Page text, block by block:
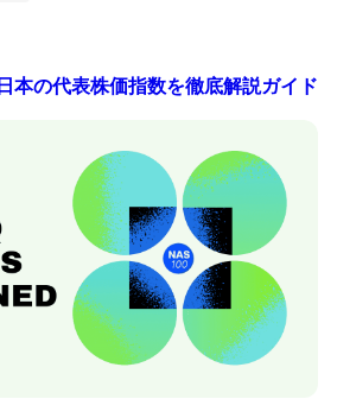
本の代表株価指数を徹底解説ガイド